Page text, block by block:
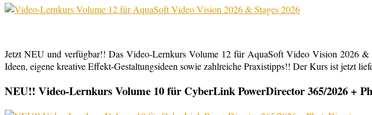
Jetzt NEU und verfügbar!! Das Video-Lernkurs Volume 12 für AquaSoft Video Vision 2026 &
Ideen, eigene kreative Effekt-Gestaltungsideen sowie zahlreiche Praxistipps!! Der Kurs ist jetzt
NEU!! Video-Lernkurs Volume 10 für CyberLink PowerDirector 365/2026 +